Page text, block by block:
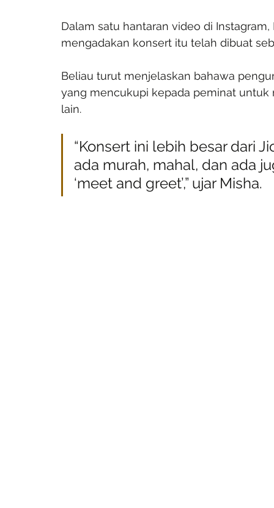
Dalam satu hantaran video di
mengadakan konsert itu telah dibuat
Beliau turut menjelaskan bahawa
yang mencukupi kepada peminat
lain.
“Konsert ini lebih besar dari
ada murah, mahal, dan ada
‘meet and greet’,” ujar Misha.